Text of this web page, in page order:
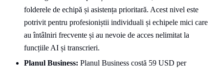
folderele de echipă și asistența prioritară. Acest nivel este
potrivit pentru profesioniștii individuali și echipele mici care
au întâlniri frecvente și au nevoie de acces nelimitat la
funcțiile AI și transcrieri.
Planul Business: Planul Business costă 59 USD per